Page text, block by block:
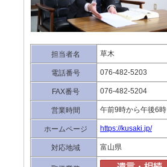
担当者名 草木
電話番号 076-482-5203
FAX番号 076-482-5204
営業時間 午前9時から午後6時
ホームページ https://kusaki.jp/
対応地域 富山県